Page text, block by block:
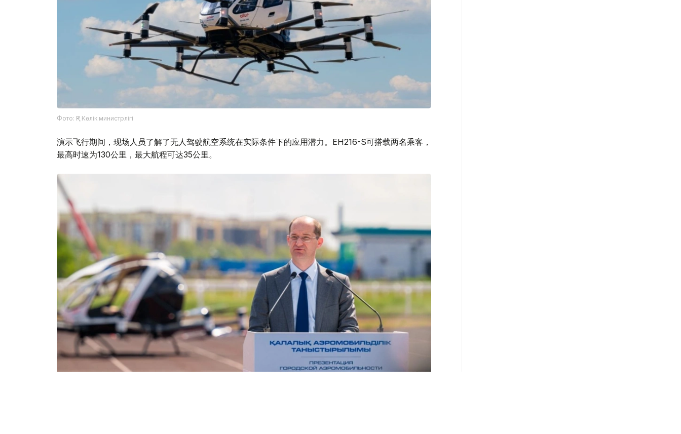
Фото: ҚР Көлік министрлігі
演示飞行期间，现场人员了解了无人驾驶航空系统在实际条件下的应用潜力。EH216-S可搭载两名乘客，
最高时速为130公里，最大航程可达35公里。